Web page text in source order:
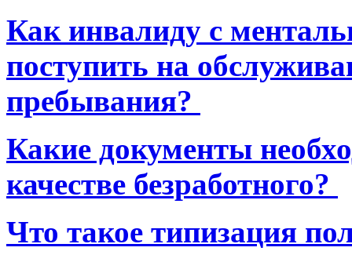
Как инвалиду с
поступить на
пребывания?
Какие документы
качестве безработного?
Что такое типизация